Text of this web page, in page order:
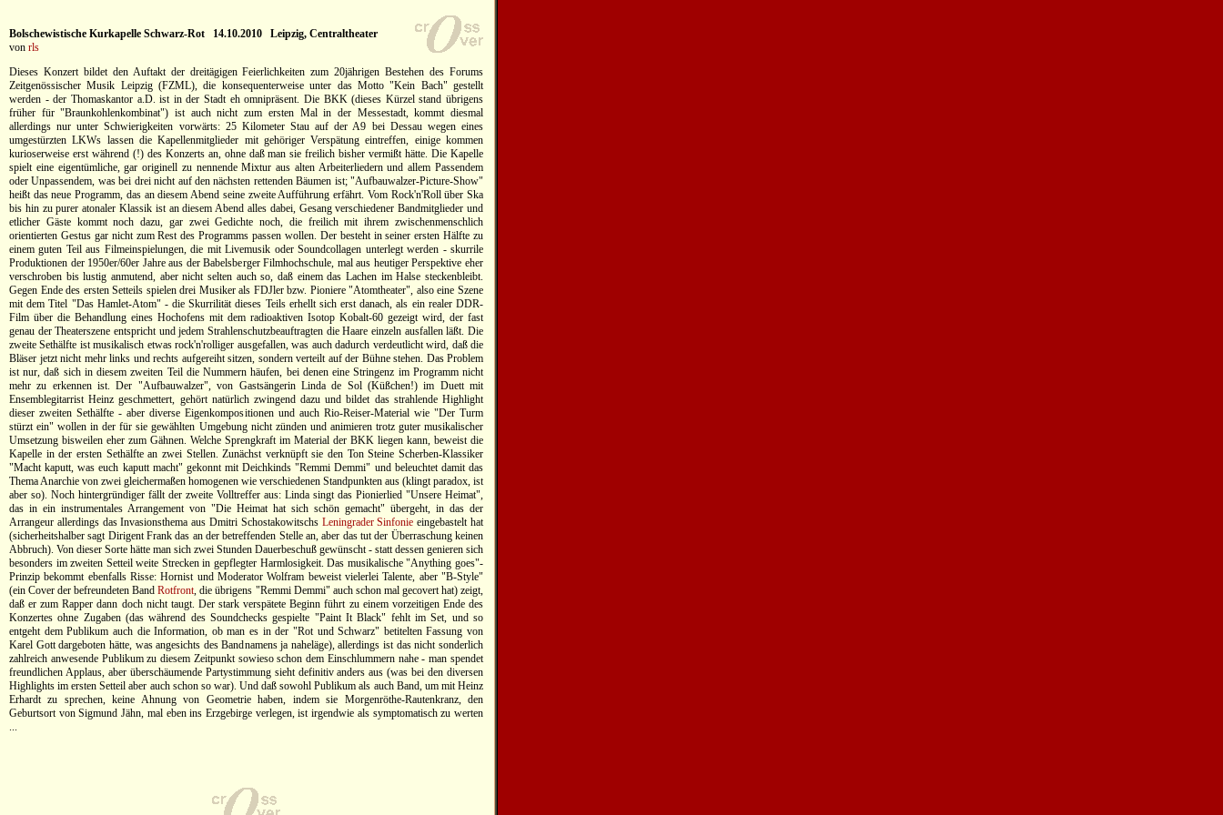
Bolschewistische Kurkapelle Schwarz-Rot 14.10.2010 Leipzig, Centraltheater
von rls
Dieses Konzert bildet den Auftakt der dreitägigen Feierlichkeiten zum 20jährigen Bestehen des Forums
Zeitgenössischer Musik Leipzig (FZML), die konsequenterweise unter das Motto "Kein Bach" gestellt
werden - der Thomaskantor a.D. ist in der Stadt eh omnipräsent. Die BKK (dieses Kürzel stand übrigens
früher für "Braunkohlenkombinat") ist auch nicht zum ersten Mal in der Messestadt, kommt diesmal
allerdings nur unter Schwierigkeiten vorwärts: 25 Kilometer Stau auf der A9 bei Dessau wegen eines
umgestürzten LKWs lassen die Kapellenmitglieder mit gehöriger Verspätung eintreffen, einige kommen
kurioserweise erst während (!) des Konzerts an, ohne daß man sie freilich bisher vermißt hätte. Die Kapelle
spielt eine eigentümliche, gar originell zu nennende Mixtur aus alten Arbeiterliedern und allem Passendem
oder Unpassendem, was bei drei nicht auf den nächsten rettenden Bäumen ist; "Aufbauwalzer-Picture-Show"
heißt das neue Programm, das an diesem Abend seine zweite Aufführung erfährt. Vom Rock'n'Roll über Ska
bis hin zu purer atonaler Klassik ist an diesem Abend alles dabei, Gesang verschiedener Bandmitglieder und
etlicher Gäste kommt noch dazu, gar zwei Gedichte noch, die freilich mit ihrem zwischenmenschlich
orientierten Gestus gar nicht zum Rest des Programms passen wollen. Der besteht in seiner ersten Hälfte zu
einem guten Teil aus Filmeinspielungen, die mit Livemusik oder Soundcollagen unterlegt werden - skurrile
Produktionen der 1950er/60er Jahre aus der Babelsberger Filmhochschule, mal aus heutiger Perspektive eher
verschroben bis lustig anmutend, aber nicht selten auch so, daß einem das Lachen im Halse steckenbleibt.
Gegen Ende des ersten Setteils spielen drei Musiker als FDJler bzw. Pioniere "Atomtheater", also eine Szene
mit dem Titel "Das Hamlet-Atom" - die Skurrilität dieses Teils erhellt sich erst danach, als ein realer DDR-
Film über die Behandlung eines Hochofens mit dem radioaktiven Isotop Kobalt-60 gezeigt wird, der fast
genau der Theaterszene entspricht und jedem Strahlenschutzbeauftragten die Haare einzeln ausfallen läßt. Die
zweite Sethälfte ist musikalisch etwas rock'n'rolliger ausgefallen, was auch dadurch verdeutlicht wird, daß die
Bläser jetzt nicht mehr links und rechts aufgereiht sitzen, sondern verteilt auf der Bühne stehen. Das Problem
ist nur, daß sich in diesem zweiten Teil die Nummern häufen, bei denen eine Stringenz im Programm nicht
mehr zu erkennen ist. Der "Aufbauwalzer", von Gastsängerin Linda de Sol (Küßchen!) im Duett mit
Ensemblegitarrist Heinz geschmettert, gehört natürlich zwingend dazu und bildet das strahlende Highlight
dieser zweiten Sethälfte - aber diverse Eigenkompositionen und auch Rio-Reiser-Material wie "Der Turm
stürzt ein" wollen in der für sie gewählten Umgebung nicht zünden und animieren trotz guter musikalischer
Umsetzung bisweilen eher zum Gähnen. Welche Sprengkraft im Material der BKK liegen kann, beweist die
Kapelle in der ersten Sethälfte an zwei Stellen. Zunächst verknüpft sie den Ton Steine Scherben-Klassiker
"Macht kaputt, was euch kaputt macht" gekonnt mit Deichkinds "Remmi Demmi" und beleuchtet damit das
Thema Anarchie von zwei gleichermaßen homogenen wie verschiedenen Standpunkten aus (klingt paradox, ist
aber so). Noch hintergründiger fällt der zweite Volltreffer aus: Linda singt das Pionierlied "Unsere Heimat",
das in ein instrumentales Arrangement von "Die Heimat hat sich schön gemacht" übergeht, in das der
Arrangeur allerdings das Invasionsthema aus Dmitri Schostakowitschs Leningrader Sinfonie eingebastelt hat
(sicherheitshalber sagt Dirigent Frank das an der betreffenden Stelle an, aber das tut der Überraschung keinen
Abbruch). Von dieser Sorte hätte man sich zwei Stunden Dauerbeschuß gewünscht - statt dessen genieren sich
besonders im zweiten Setteil weite Strecken in gepflegter Harmlosigkeit. Das musikalische "Anything goes"-
Prinzip bekommt ebenfalls Risse: Hornist und Moderator Wolfram beweist vielerlei Talente, aber "B-Style"
(ein Cover der befreundeten BandRotfront, die übrigens "Remmi Demmi" auch schon mal gecovert hat) zeigt,
daß er zum Rapper dann doch nicht taugt. Der stark verspätete Beginn führt zu einem vorzeitigen Ende des
Konzertes ohne Zugaben (das während des Soundchecks gespielte "Paint It Black" fehlt im Set, und so
entgeht dem Publikum auch die Information, ob man es in der "Rot und Schwarz" betitelten Fassung von
Karel Gott dargeboten hätte, was angesichts des Bandnamens ja naheläge), allerdings ist das nicht sonderlich
zahlreich anwesende Publikum zu diesem Zeitpunkt sowieso schon dem Einschlummern nahe - man spendet
freundlichen Applaus, aber überschäumende Partystimmung sieht definitiv anders aus (was bei den diversen
Highlights im ersten Setteil aber auch schon so war). Und daß sowohl Publikum als auch Band, um mit Heinz
Erhardt zu sprechen, keine Ahnung von Geometrie haben, indem sie Morgenröthe-Rautenkranz, den
Geburtsort von Sigmund Jähn, mal eben ins Erzgebirge verlegen, ist irgendwie als symptomatisch zu werten
...